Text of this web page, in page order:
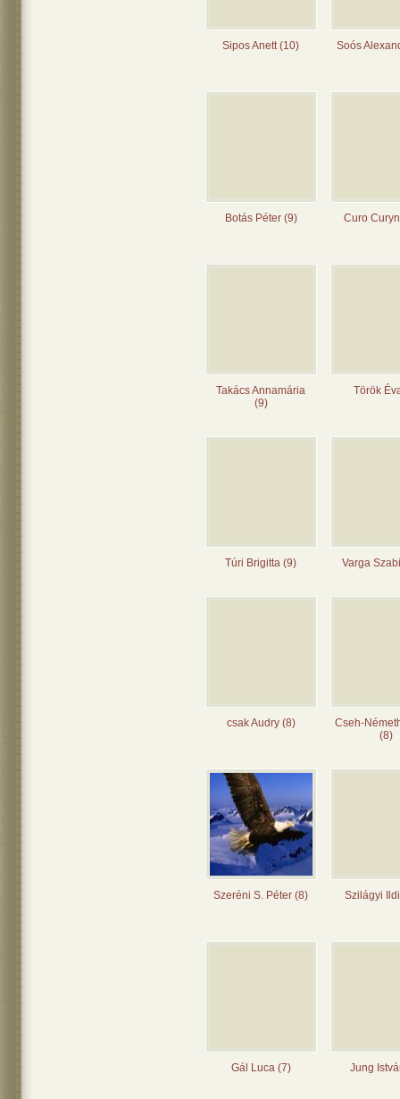
Sipos Anett (10) Soós
Botás Péter (9) Curo
Takács Annamária
(9)
Török
Túri Brigitta (9) Varga
csak Audry (8)
Cseh-
(8)
Szeréni S. Péter (8) Szilágyi
Gál Luca (7) Jung